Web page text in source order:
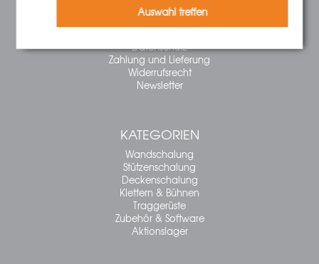
FAQ
Datenschutz
Zahlung und Lieferung
Widerrufsrecht
Newsletter
KATEGORIEN
Wandschalung
Stützenschalung
Deckenschalung
Klettern & Bühnen
Traggerüste
Zubehör & Software
Aktionslager
Auswahl treffen